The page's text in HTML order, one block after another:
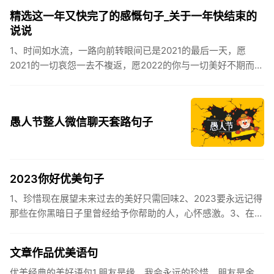
精选这一年又快完了的感慨句子_关于一年快结束的
说说
1、时间如水流，一路向前转眼间已是2021的最后一天，愿
2021的一切哀怨一去不複返，愿2022的你与一切美好不期而
愚人节整人微信聊天套路句子
2023你好优美句子
1、珍惜现在展望未来过去的美好只需回味2、2023要永远记得
那些在你黑暗日子里曾经给予你帮助的人，心怀感激。3、在苦
文章作品优美语句